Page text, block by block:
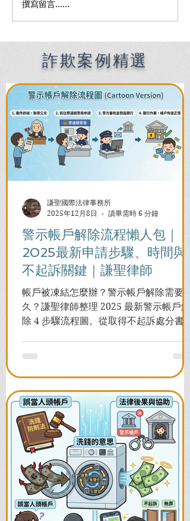
Premier English
Speaking Criminal
Filipinos in Taiwan:
Chien Sheng
International Law Firm
撰寫留言......
詐欺案例精選
警示帳戶解除流程懶人包｜
2025最新申請步驟、時間與
不起訴關鍵｜謙聖律師
帳戶被凍結怎麼辦？警示帳戶解除需要多
久？謙聖律師整理 2025 最新警示帳戶解
除 4 步驟流程圖。從取得不起訴處分書到
謙聖國際法律事務所
2025年12月8日
讀畢需時 6 分鐘